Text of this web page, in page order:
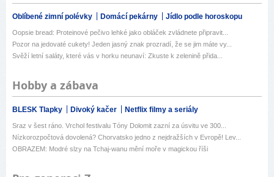
Oblíbené zimní polévky Domácí pekárny Jídlo podle horoskopu
Oopsie bread: Proteinové pečivo lehké jako obláček zvládnete připravit...
Pozor na jedovaté cukety! Jeden jasný znak prozradí, že se jim máte vy...
Svěží letní saláty, které vás v horku neunaví: Zkuste k zelenině přida...
Hobby a zábava
BLESK Tlapky Divoký kačer Netflix filmy a seriály
Sraz v šest ráno. Vrchol festivalu Tóny Dolomit zazní za úsvitu ve 300...
Nízkorozpočtová dovolená? Chorvatsko jedno z nejdražších v Evropě! Lev...
OBRAZEM: Modré slzy na Tchaj-wanu mění moře v magickou říši